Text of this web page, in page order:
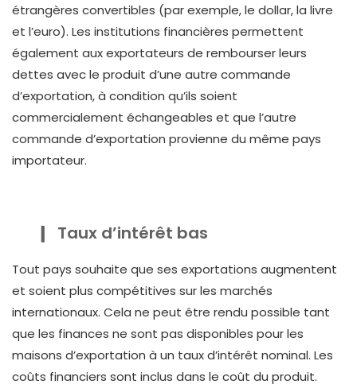
étrangères convertibles (par exemple, le dollar, la livre
et l’euro). Les institutions financières permettent
également aux exportateurs de rembourser leurs
dettes avec le produit d’une autre commande
d’exportation, à condition qu’ils soient
commercialement échangeables et que l’autre
commande d’exportation provienne du même pays
importateur.
Taux d’intérêt bas
Tout pays souhaite que ses exportations augmentent
et soient plus compétitives sur les marchés
internationaux. Cela ne peut être rendu possible tant
que les finances ne sont pas disponibles pour les
maisons d’exportation à un taux d’intérêt nominal. Les
coûts financiers sont inclus dans le coût du produit.